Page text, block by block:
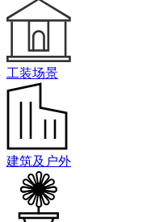
工装场景
建筑及户外